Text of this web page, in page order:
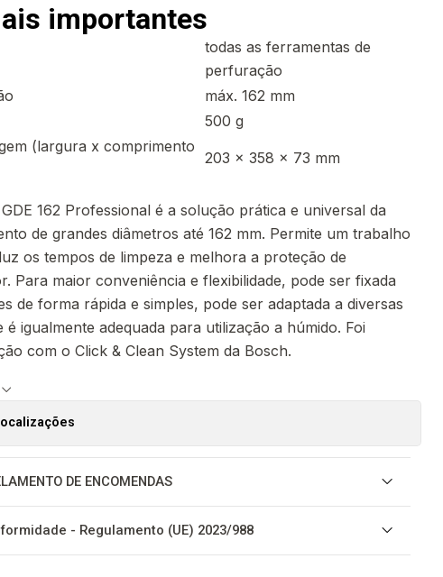
importantes
todas as ferramentas de
perfuração
máx. 162 mm
500 g
(largura x comprimento
203 x 358 x 73 mm
162 Professional é a solução prática e universal da
de grandes diâmetros até 162 mm. Permite um trabalho
os tempos de limpeza e melhora a proteção de
Para maior conveniência e flexibilidade, pode ser fixada
de forma rápida e simples, pode ser adaptada a diversas
igualmente adequada para utilização a húmido. Foi
com o Click & Clean System da Bosch.
DE ENCOMENDAS
- Regulamento (UE) 2023/988